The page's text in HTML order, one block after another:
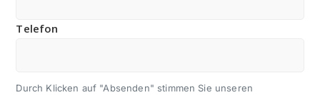
Telefon
Durch Klicken auf "Absenden" stimmen Sie unseren